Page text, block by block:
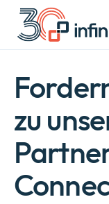
Zum
Inhalt
wechseln
zu